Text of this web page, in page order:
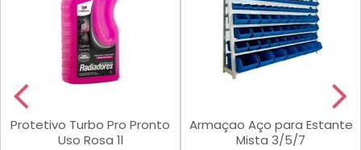
Protetivo Turbo Pro Pronto
Uso Rosa 1l
Armaçao Aço para Estante
Mista 3/5/7